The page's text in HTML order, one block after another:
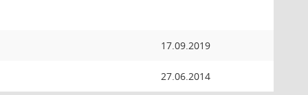
17.09.2019
27.06.2014